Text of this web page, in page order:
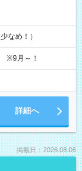
なめ！）
※9月～！
詳細へ
掲載日：2026.08.06